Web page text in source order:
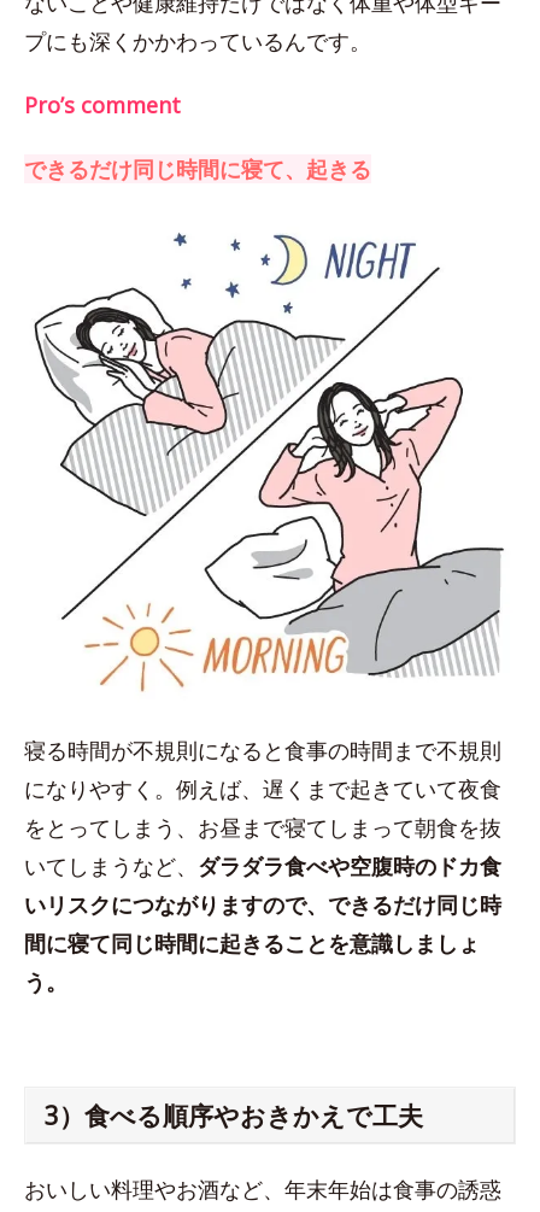
プにも深くかかわっているんです。
Pro’s comment
できるだけ同じ時間に寝て、起きる
寝る時間が不規則になると食事の時間まで不規則
になりやすく。例えば、遅くまで起きていて夜食
をとってしまう、お昼まで寝てしまって朝食を抜
いてしまうなど、 ダラダラ食べや空腹時のドカ食
いリスクにつながりますので、できるだけ同じ時
間に寝て同じ時間に起きることを意識しましょ
う。
3）食べる順序やおきかえで工夫
おいしい料理やお酒など、年末年始は食事の誘惑